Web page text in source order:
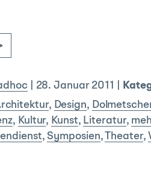
28. Januar 2011
, Design,
, Kultur, Kunst, Literatur,
,Symposien, Theater,